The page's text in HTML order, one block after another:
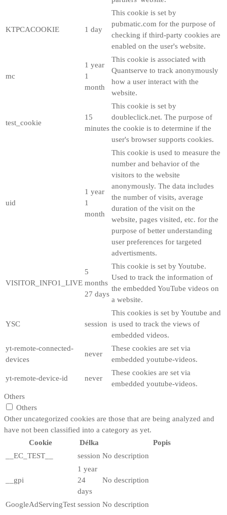
KTPCACOOKIE 1 day
This cookie is set by
pubmatic.com for the purpose of
checking if third-party cookies are
enabled on the user's website.
mc
1 year
1
month
This cookie is associated with
Quantserve to track anonymously
how a user interact with the
website.
test_cookie
15
minutes
This cookie is set by
doubleclick.net. The purpose of
the cookie is to determine if the
user's browser supports cookies.
uid
1 year
1
month
This cookie is used to measure the
number and behavior of the
visitors to the website
anonymously. The data includes
the number of visits, average
duration of the visit on the
website, pages visited, etc. for the
purpose of better understanding
user preferences for targeted
advertisments.
VISITOR_INFO1_LIVE
5
months
27 days
This cookie is set by Youtube.
Used to track the information of
the embedded YouTube videos on
a website.
YSC session
This cookies is set by Youtube and
is used to track the views of
embedded videos.
yt-remote-connected-
devices
never
These cookies are set via
embedded youtube-videos.
yt-remote-device-id never
These cookies are set via
embedded youtube-videos.
Others
Others
Other uncategorized cookies are those that are being analyzed and
have not been classified into a category as yet.
Cookie
Délka
Popis
__EC_TEST__
session No description
__gpi
1 year
24
days
No description
GoogleAdServingTest session No description